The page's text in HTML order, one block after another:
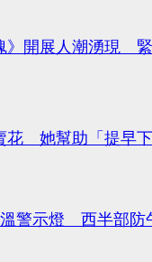
》開展人潮湧現 緊
花 她幫助「提早
警示燈 西半部防